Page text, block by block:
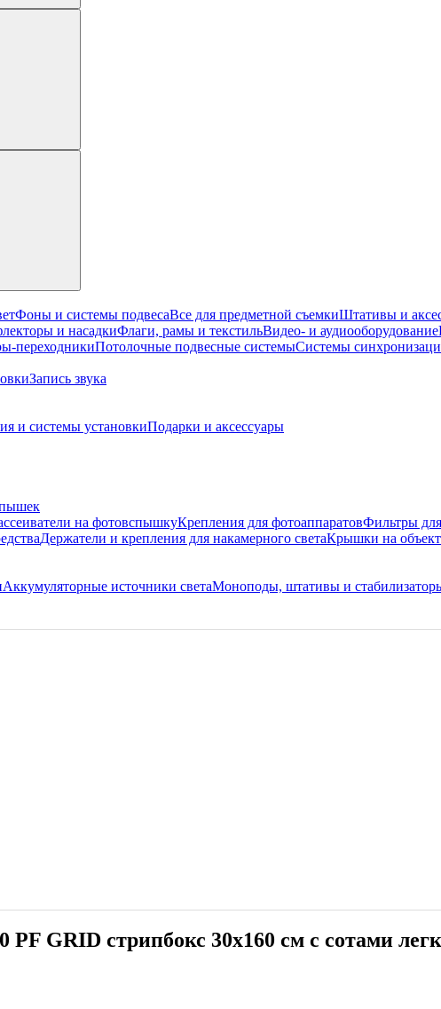
Фоны и системы подвесаВсе для предметной съемкиШтативы и
и насадкиФлаги, рамы и текстильВидео- и аудиооборудование
переходникиПотолочные подвесные системыСистемы
Запись звука
и системы установкиПодарки и аксессуары
на фотовспышкуКрепления для фотоаппаратовФильтры
Держатели и крепления для накамерного светаКрышки на
Аккумуляторные источники светаМоноподы, штативы и
PF GRID стрипбокс 30x160 см с сотами